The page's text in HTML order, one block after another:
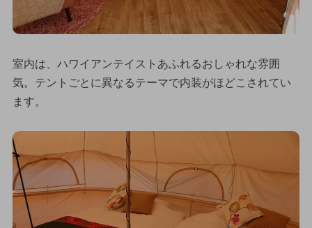
室内は、ハワイアンテイストあふれるおしゃれな雰囲
気。テントごとに異なるテーマで内装がほどこされてい
ます。